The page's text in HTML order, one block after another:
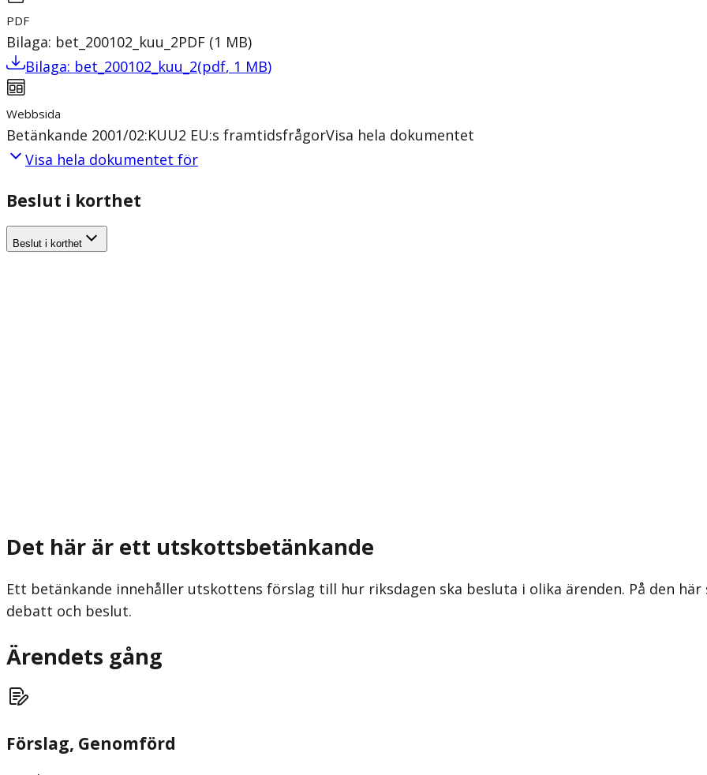
PDF
Bilaga: bet_200102_kuu_2PDF (1 MB)
Bilaga: bet_200102_kuu_2(pdf, 1 MB)
Webbsida
Betänkande 2001/02:KUU2 EU:s framtidsfrågorVisa hela dokumentet
Visa hela dokumentet för
Beslut i korthet
Beslut i korthet
Det här är ett utskottsbetänkande
Ett betänkande innehåller utskottens förslag till hur riksdagen ska besluta i olika ärenden. På den
debatt och beslut.
Ärendets gång
Förslag, Genomförd